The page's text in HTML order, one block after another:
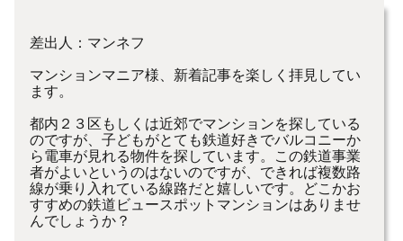
差出人：マンネフ
マンションマニア様、新着記事を楽しく拝見してい
ます。
都内２３区もしくは近郊でマンションを探している
のですが、子どもがとても鉄道好きでバルコニーか
ら電車が見れる物件を探しています。この鉄道事業
者がよいというのはないのですが、できれば複数路
線が乗り入れている線路だと嬉しいです。どこかお
すすめの鉄道ビュースポットマンションはありませ
んでしょうか？